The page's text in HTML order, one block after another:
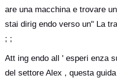
are una macchina e trovare
stai dirig endo verso un" La
; ;
Att ing endo all ' esperi enza
del settore Alex , questa